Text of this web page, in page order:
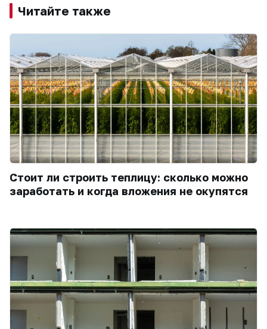
Читайте также
Стоит ли строить теплицу: сколько можно
заработать и когда вложения не окупятся